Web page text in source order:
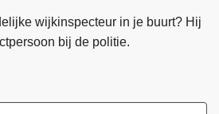
wijkinspecteur in je buurt? Hij
bij de politie.